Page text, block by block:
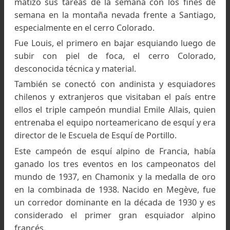
apreciar los pueblos y costumbres, primero
pampa húmeda de Argentina, luego la zona
hacia el suelo cuyano, como también y
especialmente, los monumentales Andes que
yerguen en su paso hacia Chile.
Su llegada, luego de una demora de cuatro
en el pasaje a Chile por desperfectos de la
que arrastra el tren, arribó a Santiago en
madrugada; pero un buen recibimiento más
cómodo departamento bien ubicado en la
capital, llenaron todas las necesidades
las expectativas que traía.